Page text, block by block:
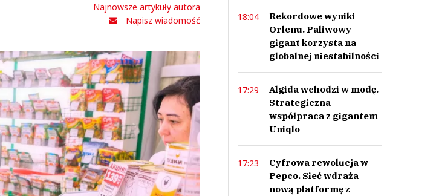
Najnowsze artykuły autora
Napisz wiadomość
18:04
Rekordowe wyniki
Orlenu. Paliwowy
gigant korzysta na
globalnej niestabilności
17:29
Algida wchodzi w modę.
Strategiczna
współpraca z gigantem
Uniqlo
17:23
Cyfrowa rewolucja w
Pepco. Sieć wdraża
nową platformę z